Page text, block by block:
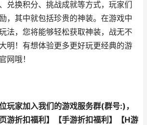
兑换积分、挑战成就等方式，玩家们
，其中就包括珍贵的神装。在游戏中
法，您将能够轻松获取神装，战无不
明 ！ 有想体验更多更好玩更经典的游
官网哦！
玩家加入我们的游戏服务群(群号:)，
页游折扣福利 】【手游折扣福利 】【H游